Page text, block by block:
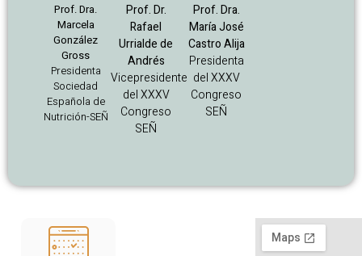
Prof. Dra.
Marcela
González
Gross
Presidenta
Sociedad
Española de
Nutrición-SEÑ
Prof. Dr.
Rafael
Urrialde de
Andrés
Vicepresidente
del XXXV
Congreso
SEÑ
Prof. Dra.
María José
Castro Alija
Presidenta
del XXXV
Congreso
SEÑ